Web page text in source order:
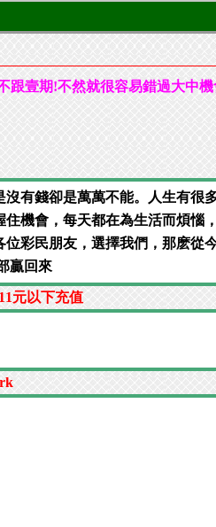
跟壹期!不然就很容易錯過大中
有錢卻是萬萬不能。人生有很
機會，每天都在為生活而煩惱
彩民朋友，選擇我們，那麽從
贏回來
元以下充值